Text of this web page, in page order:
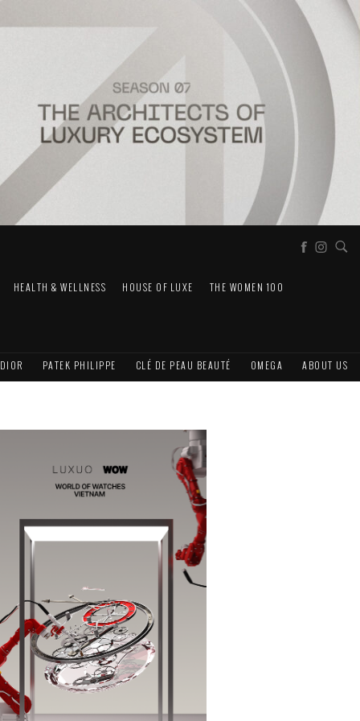
HEALTH & WELLNESS HOUSE OF LUXE THE WOMEN 100
DIOR PATEK PHILIPPE CLÉ DE PEAU BEAUTÉ OMEGA ABOUT US